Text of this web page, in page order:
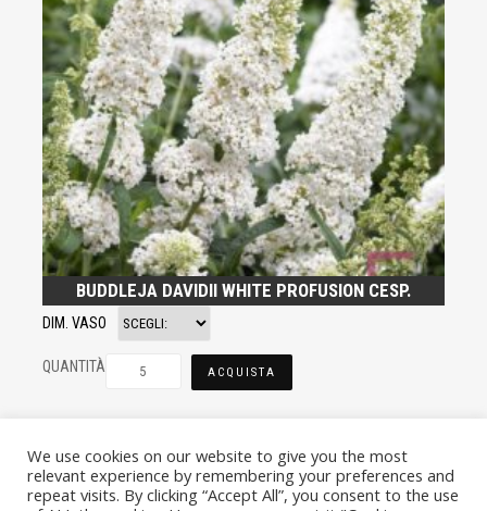
BUDDLEJA DAVIDII WHITE PROFUSION CESP.
DIM. VASO
QUANTITÀ ACQUISTA
We use cookies on our website to give you the most
relevant experience by remembering your preferences and
repeat visits. By clicking “Accept All”, you consent to the use